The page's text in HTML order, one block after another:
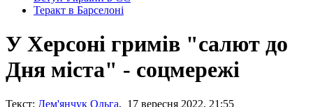
Теракт в Барселоні
У Херсоні гримів "салют до
Дня міста" - соцмережі
Текст: Дем'янчук Ольга, 17 вересня 2022, 21:55